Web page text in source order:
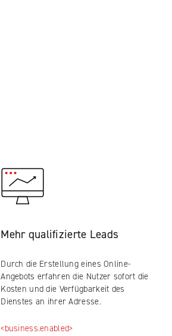
Mehr qualifizierte Leads
Durch die Erstellung eines Online-
Angebots erfahren die Nutzer sofort die
Kosten und die Verfügbarkeit des
Dienstes an ihrer Adresse.
<business.enabled>